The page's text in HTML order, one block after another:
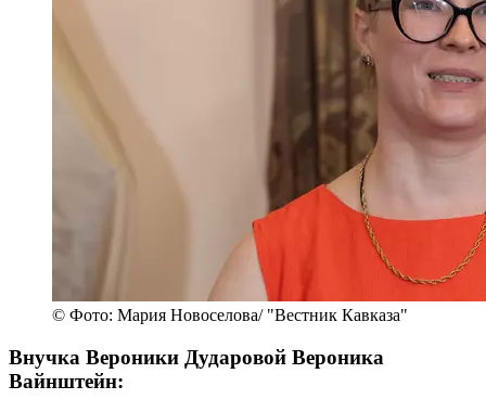
© Фото: Мария Новоселова/ "Вестник Кавказа"
Внучка Вероники Дударовой Вероника
Вайнштейн: